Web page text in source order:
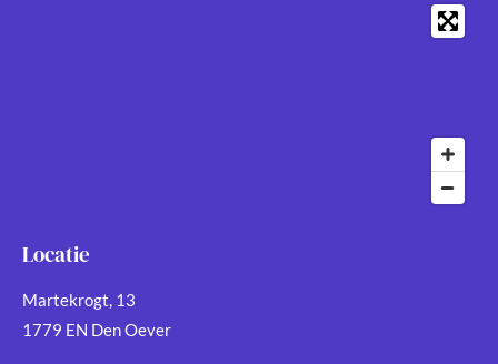
Locatie
Martekrogt, 13
1779 EN Den Oever